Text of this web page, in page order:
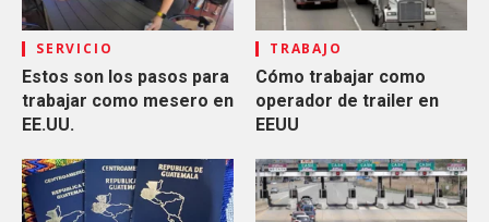
SERVICIO
Estos son los pasos para
trabajar como mesero en
EE.UU.
TRABAJO
Cómo trabajar como
operador de trailer en
EEUU